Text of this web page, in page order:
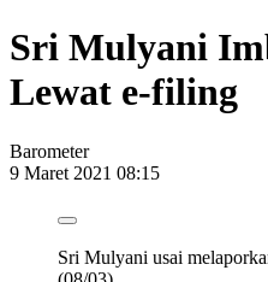
Sri Mulyani
Lewat e-filing
Barometer
9 Maret 2021 08:15
Sri Mulyani usai